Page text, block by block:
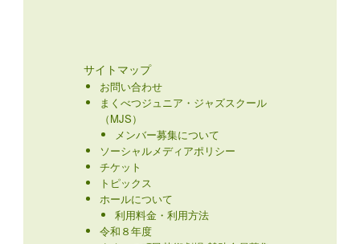
サイトマップ
お問い合わせ
まくべつジュニア・ジャズスクール
（MJS）
メンバー募集について
ソーシャルメディアポリシー
チケット
トピックス
ホールについて
利用料金・利用方法
令和８年度